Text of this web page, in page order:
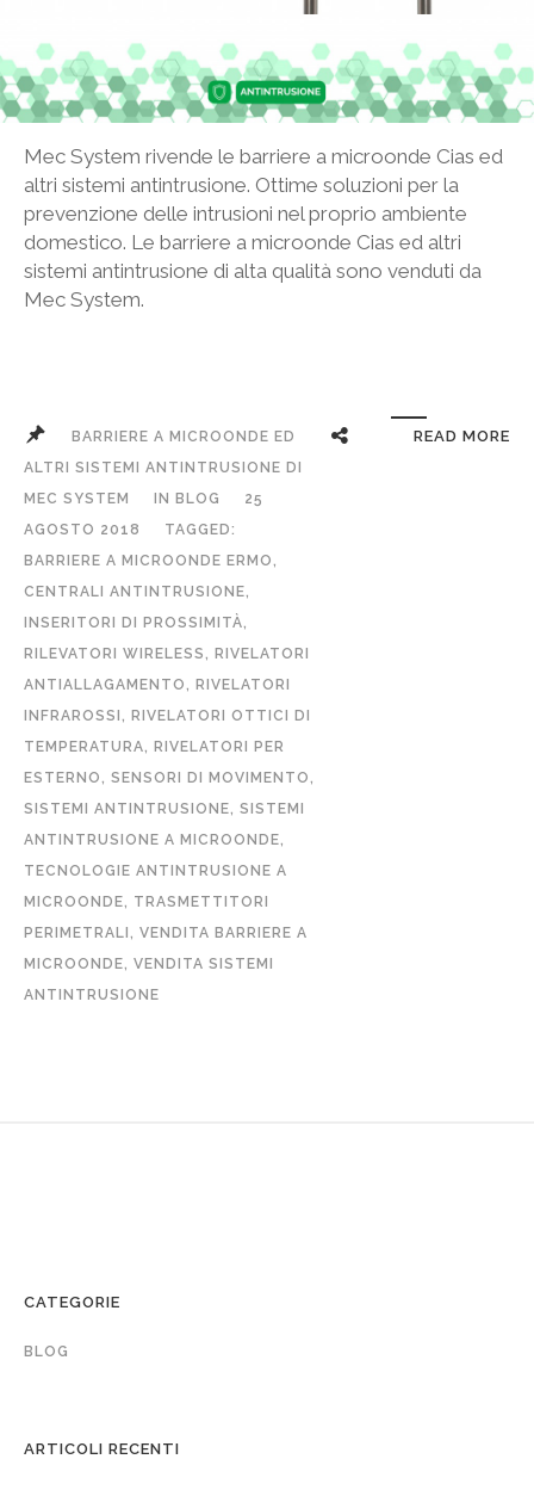
Mec System rivende le barriere a microonde Cias ed
altri sistemi antintrusione. Ottime soluzioni per la
prevenzione delle intrusioni nel proprio ambiente
domestico. Le barriere a microonde Cias ed altri
sistemi antintrusione di alta qualità sono venduti da
Mec System.
BARRIERE A MICROONDE ED
ALTRI SISTEMI ANTINTRUSIONE DI
MEC SYSTEM
IN BLOG
25
AGOSTO 2018
TAGGED:
BARRIERE A MICROONDE ERMO,
CENTRALI ANTINTRUSIONE,
INSERITORI DI PROSSIMITÀ,
RILEVATORI WIRELESS, RIVELATORI
ANTIALLAGAMENTO, RIVELATORI
INFRAROSSI , RIVELATORI OTTICI DI
TEMPERATURA, RIVELATORI PER
ESTERNO, SENSORI DI MOVIMENTO,
SISTEMI ANTINTRUSIONE, SISTEMI
ANTINTRUSIONE A MICROONDE,
TECNOLOGIE ANTINTRUSIONE A
MICROONDE, TRASMETTITORI
PERIMETRALI , VENDITA BARRIERE A
MICROONDE, VENDITA SISTEMI
ANTINTRUSIONE
READ MORE
CATEGORIE
BLOG
ARTICOLI RECENTI